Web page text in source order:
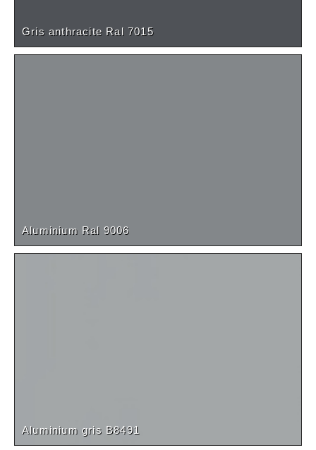
Gris anthracite Ral 7015
Aluminium Ral 9006
Aluminium gris B8491